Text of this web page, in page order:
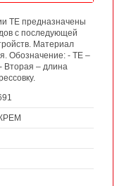
ТЕ предназначены
с последующей
Материал
Обозначение: - ТЕ –
Вторая – длина